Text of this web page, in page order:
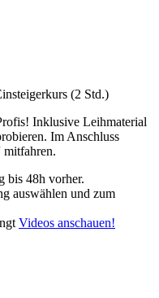
(2 Std.)
Inklusive Leihmaterial
Im Anschluss
mitfahren.
bis 48h vorher.
auswählen und zum
Videos anschauen!